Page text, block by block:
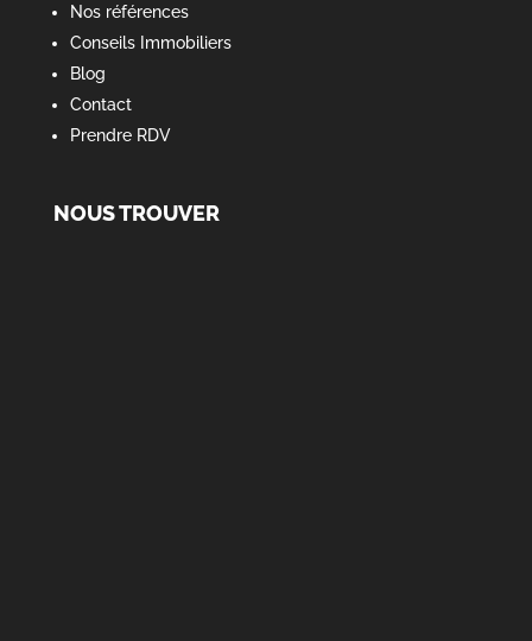
Nos références
Conseils Immobiliers
Blog
Contact
Prendre RDV
NOUS TROUVER